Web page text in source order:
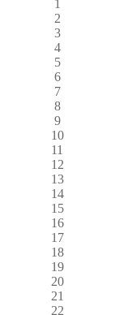
1
2
3
4
5
6
7
8
9
10
11
12
13
14
15
16
17
18
19
20
21
22